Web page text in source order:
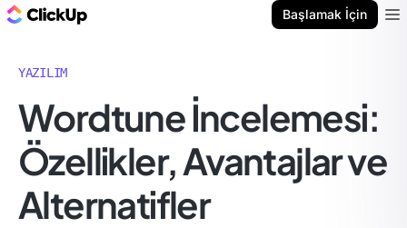
Başlamak İçin
YAZILIM
Wordtune İncelemesi:
Özellikler, Avantajlar ve
Alternatifler